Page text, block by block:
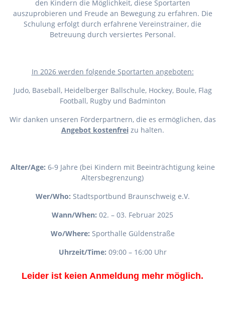
den Kindern die Möglichkeit, diese Sportarten
auszuprobieren und Freude an Bewegung zu erfahren. Die
Schulung erfolgt durch erfahrene Vereinstrainer, die
Betreuung durch versiertes Personal.
In 2026 werden folgende Sportarten angeboten:
Judo, Baseball, Heidelberger Ballschule, Hockey, Boule, Flag
Football, Rugby und Badminton
Wir danken unseren Förderpartnern, die es ermöglichen, das
Angebot kostenfreizu halten.
Alter/Age: 6-9 Jahre (bei Kindern mit Beeinträchtigung keine
Altersbegrenzung)
Wer/Who: Stadtsportbund Braunschweig e.V.
Wann/When: 02. – 03. Februar 2025
Wo/Where: Sporthalle Güldenstraße
Uhrzeit/Time: 09:00 – 16:00 Uhr
Leider ist keien Anmeldung mehr möglich.